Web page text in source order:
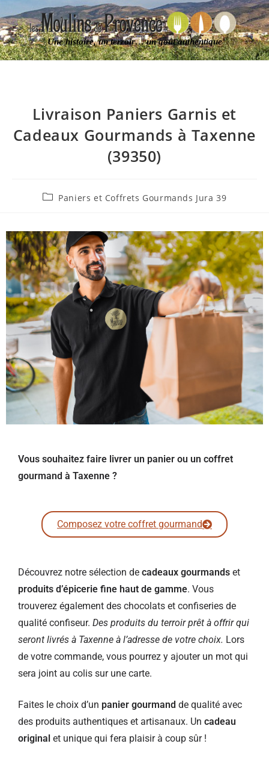
Une histoire, un terroir… un goût authentique
Livraison Paniers Garnis et
Cadeaux Gourmands à Taxenne
(39350)
Paniers et Coffrets Gourmands Jura 39
Vous souhaitez faire livrer un panier ou un coffret
gourmand à Taxenne ?
Composez votre coffret gourmand
Découvrez notre sélection de cadeaux gourmands et
produits d’épicerie fine haut de gamme. Vous
trouverez également des chocolats et confiseries de
qualité confiseur. Des produits du terroir prêt à offrir qui
seront livrés à Taxenne à l’adresse de votre choix. Lors
de votre commande, vous pourrez y ajouter un mot qui
sera joint au colis sur une carte.
Faites le choix d’un panier gourmand de qualité avec
des produits authentiques et artisanaux. Un cadeau
original et unique qui fera plaisir à coup sûr !